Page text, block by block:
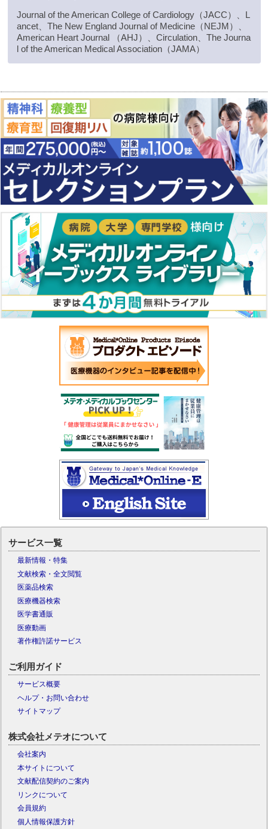
Journal of the American College of Cardiology（JACC）、L
ancet、The New England Journal of Medicine（NEJM）、
American Heart Journal （AHJ）、Circulation、The Journa
l of the American Medical Association（JAMA）
サービス一覧
最新情報・特集
文献検索・全文閲覧
医薬品検索
医療機器検索
医学書通販
医療動画
著作権許諾サービス
ご利用ガイド
サービス概要
ヘルプ・お問い合わせ
サイトマップ
株式会社メテオについて
会社案内
本サイトについて
文献配信契約のご案内
リンクについて
会員規約
個人情報保護方針